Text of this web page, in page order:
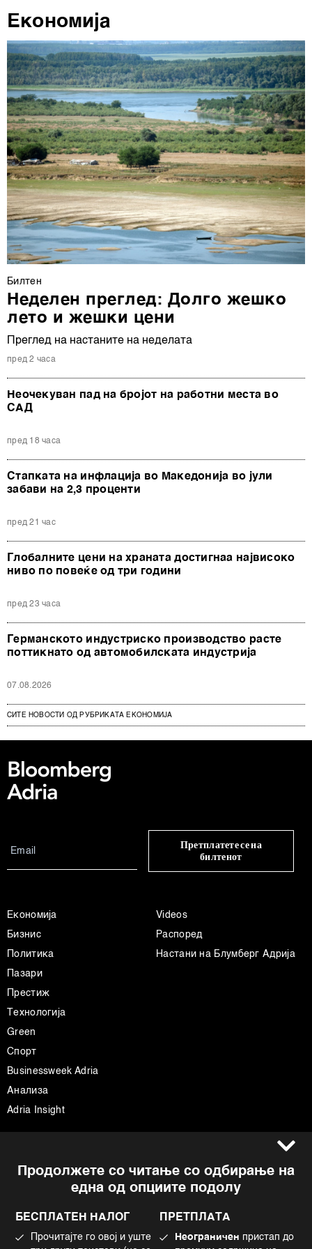
Економија
Билтен
Неделен преглед: Долго жешко
лето и жешки цени
Преглед на настаните на неделата
пред 2 часа
Неочекуван пад на бројот на работни места во
САД
пред 18 часа
Стапката на инфлација во Македонија во јули
забави на 2,3 проценти
пред 21 час
Глобалните цени на храната достигнаа највисоко
ниво по повеќе од три години
пред 23 часа
Германското индустриско производство расте
поттикнато од автомобилската индустрија
07.08.2026
СИТЕ НОВОСТИ ОД РУБРИКАТА ЕКОНОМИЈА
Продолжете со читање со одбирање на
една од опциите подолу
БЕСПЛАТЕН НАЛОГ
Прочитајте го овој и уште
ПРЕТПЛАТА
Неограничен пристап до
Претплатете се на
билтенот
Економија
Бизнис
Политика
Пазари
Престиж
Технологија
Green
Спорт
Businessweek Adria
Анализа
Adria Insight
Videos
Распоред
Настани на Блумберг Адрија
Импресум
Политика на приватност
Facebook
Instagram